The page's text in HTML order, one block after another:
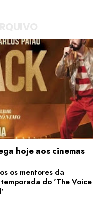
hoje aos cinemas
os mentores da
do 'The Voice